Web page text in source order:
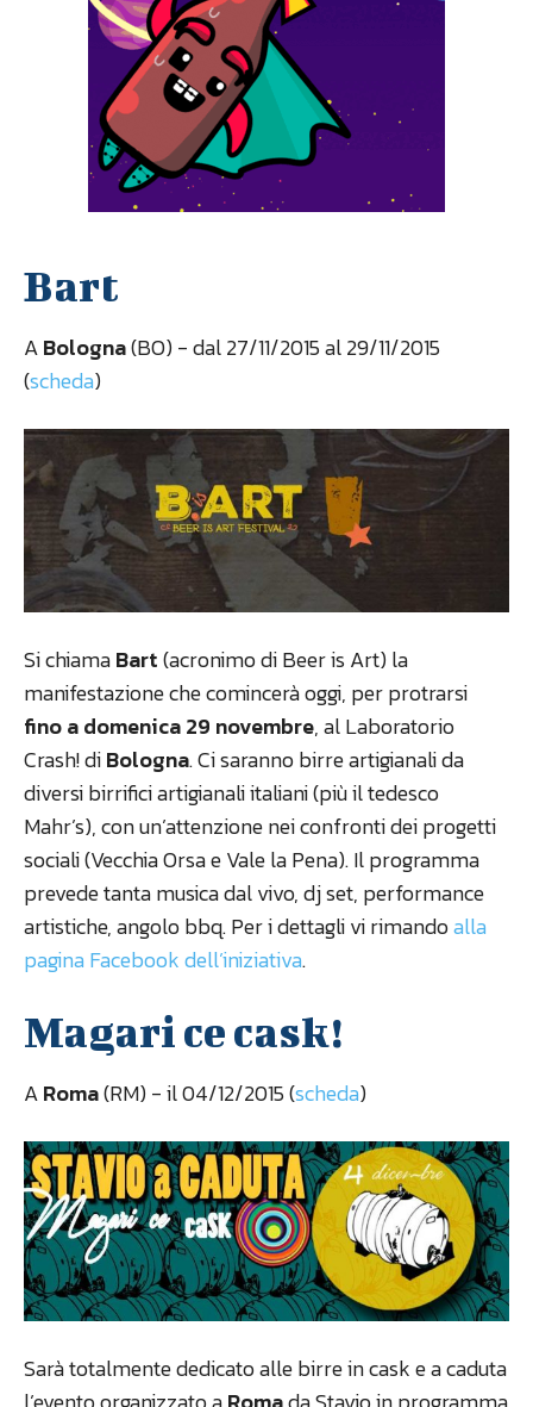
Bart
ABologna(BO) - dal 27/11/2015 al 29/11/2015
(scheda)
Si chiamaBart(acronimo di Beer is Art) la
manifestazione che comincerà oggi, per protrarsi
fino a domenica 29 novembre, al Laboratorio
Crash! diBologna. Ci saranno birre artigianali da
diversi birrifici artigianali italiani (più il tedesco
Mahr’s), con un’attenzione nei confronti dei progetti
sociali (Vecchia Orsa e Vale la Pena). Il programma
prevede tanta musica dal vivo, dj set, performance
artistiche, angolo bbq. Per i dettagli vi rimandoalla
pagina Facebook dell’iniziativa.
Magari ce cask!
ARoma(RM) - il 04/12/2015 (scheda)
Sarà totalmente dedicato alle birre in cask e a caduta